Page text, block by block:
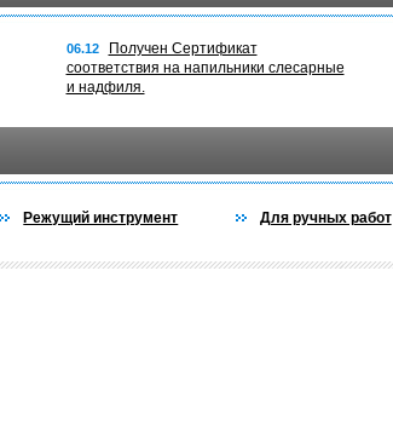
06.12
Получен Сертификат
соответствия на напильники слесарные
и надфиля.
Режущий инструмент Для ручных работ